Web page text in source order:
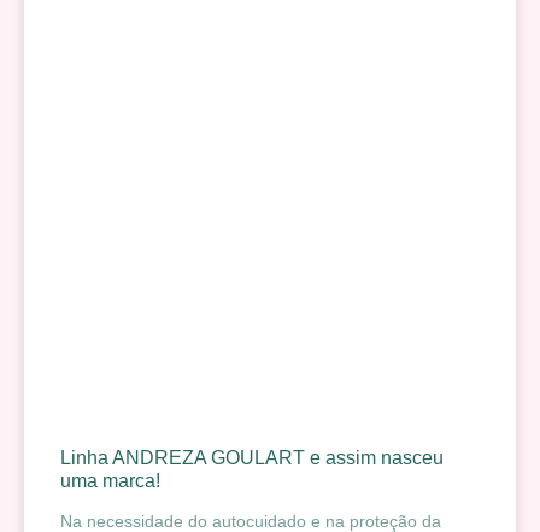
Linha ANDREZA GOULART e assim nasceu
uma marca!
Na necessidade do autocuidado e na proteção da